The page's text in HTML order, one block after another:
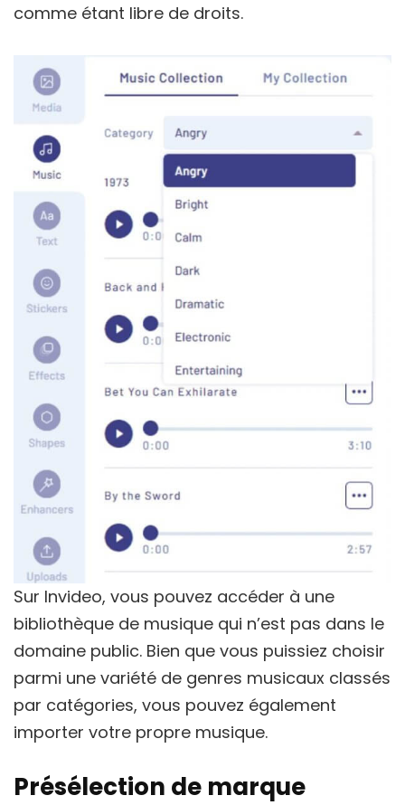
comme étant libre de droits.
Sur Invideo, vous pouvez accéder à une
bibliothèque de musique qui n’est pas dans le
domaine public. Bien que vous puissiez choisir
parmi une variété de genres musicaux classés
par catégories, vous pouvez également
importer votre propre musique.
Présélection de marque